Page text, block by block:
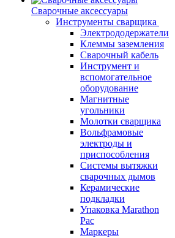
Сварочные аксессуары
Инструменты сварщика
Электрододержатели
Клеммы заземления
Сварочный кабель
Инструмент и
вспомогательное
оборудование
Магнитные
угольники
Молотки сварщика
Вольфрамовые
электроды и
приспособления
Системы вытяжки
сварочных дымов
Керамические
подкладки
Упаковка Marathon
Pac
Маркеры